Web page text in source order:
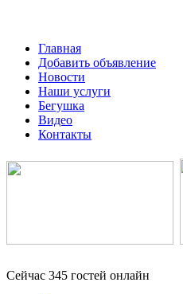
Главная
Добавить объявление
Новости
Наши услуги
Бегушка
Видео
Контакты
Сейчас 345 гостей онлайн